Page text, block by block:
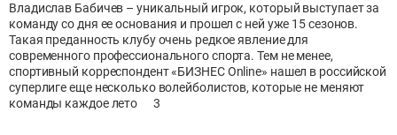
Владислав Бабичев – уникальный игрок, который выступает за
команду со дня ее основания и прошел с ней уже 15 сезонов.
Такая преданность клубу очень редкое явление для
современного профессионального спорта. Тем не менее,
спортивный корреспондент «БИЗНЕС Online» нашел в российской
суперлиге еще несколько волейболистов, которые не меняют
команды каждое лето
3